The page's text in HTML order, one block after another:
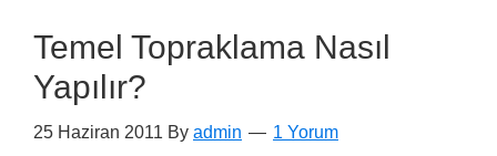
Temel Topraklama Nasıl
Yapılır?
25 Haziran 2011 By admin 1 Yorum